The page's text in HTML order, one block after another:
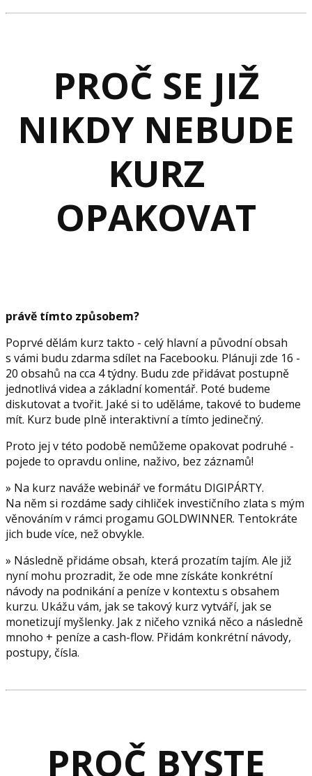
PROČ SE JIŽ
NIKDY NEBUDE
KURZ
OPAKOVAT
právě tímto způsobem?
Poprvé dělám kurz takto - celý hlavní a původní obsah
s vámi budu zdarma sdílet na Facebooku. Plánuji zde 16 -
20 obsahů na cca 4 týdny. Budu zde přidávat postupně
jednotlivá videa a základní komentář. Poté budeme
diskutovat a tvořit. Jaké si to uděláme, takové to budeme
mít. Kurz bude plně interaktivní a tímto jedinečný.
Proto jej v této podobě nemůžeme opakovat podruhé -
pojede to opravdu online, naživo, bez záznamů!
» Na kurz naváže webinář ve formátu DIGIPÁRTY.
Na něm si rozdáme sady cihliček investičního zlata s mým
věnováním v rámci progamu GOLDWINNER. Tentokráte
jich bude více, než obvykle.
» Následně přidáme obsah, která prozatím tajím. Ale již
nyní mohu prozradit, že ode mne získáte konkrétní
návody na podnikání a peníze v kontextu s obsahem
kurzu. Ukážu vám, jak se takový kurz vytváří, jak se
monetizují myšlenky. Jak z ničeho vzniká něco a následně
mnoho + peníze a cash-flow. Přidám konkrétní návody,
postupy, čísla.
PROČ BYSTE